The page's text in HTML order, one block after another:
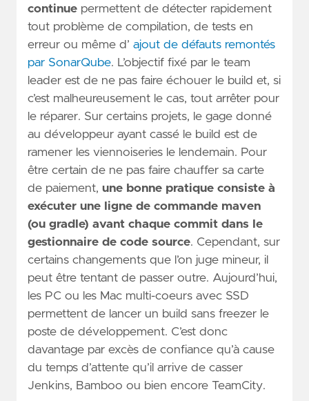
continue permettent de détecter rapidement
tout problème de compilation, de tests en
erreur ou même d’ ajout de défauts remontés
par SonarQube. L’objectif fixé par le team
leader est de ne pas faire échouer le build et, si
c’est malheureusement le cas, tout arrêter pour
le réparer. Sur certains projets, le gage donné
au développeur ayant cassé le build est de
ramener les viennoiseries le lendemain. Pour
être certain de ne pas faire chauffer sa carte
de paiement, une bonne pratique consiste à
exécuter une ligne de commande maven
(ou gradle) avant chaque commit dans le
gestionnaire de code source. Cependant, sur
certains changements que l’on juge mineur, il
peut être tentant de passer outre. Aujourd’hui,
les PC ou les Mac multi-coeurs avec SSD
permettent de lancer un build sans freezer le
poste de développement. C’est donc
davantage par excès de confiance qu’à cause
du temps d’attente qu’il arrive de casser
Jenkins, Bamboo ou bien encore TeamCity.